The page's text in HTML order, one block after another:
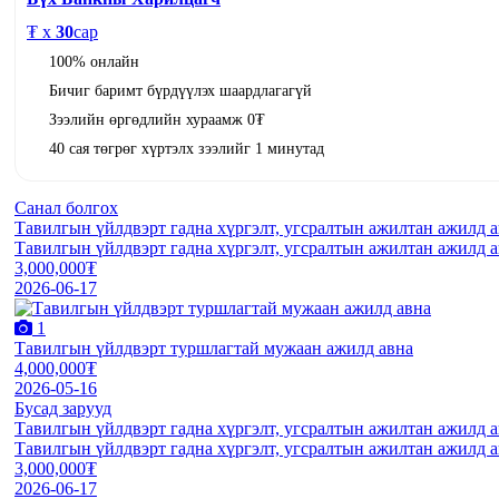
₮ x 30сар
100% онлайн
Бичиг баримт бүрдүүлэх шаардлагагүй
Зээлийн өргөдлийн хураамж 0₮
40 сая төгрөг хүртэлх зээлийг 1 минутад
Санал болгох
Тавилгын үйлдвэрт гадна хүргэлт, угсралтын ажилтан ажилд
Тавилгын үйлдвэрт гадна хүргэлт, угсралтын ажилтан ажилд
3,000,000₮
2026-06-17
1
Тавилгын үйлдвэрт туршлагтай мужаан ажилд авна
4,000,000₮
2026-05-16
Бусад зарууд
Тавилгын үйлдвэрт гадна хүргэлт, угсралтын ажилтан ажилд
Тавилгын үйлдвэрт гадна хүргэлт, угсралтын ажилтан ажилд
3,000,000₮
2026-06-17